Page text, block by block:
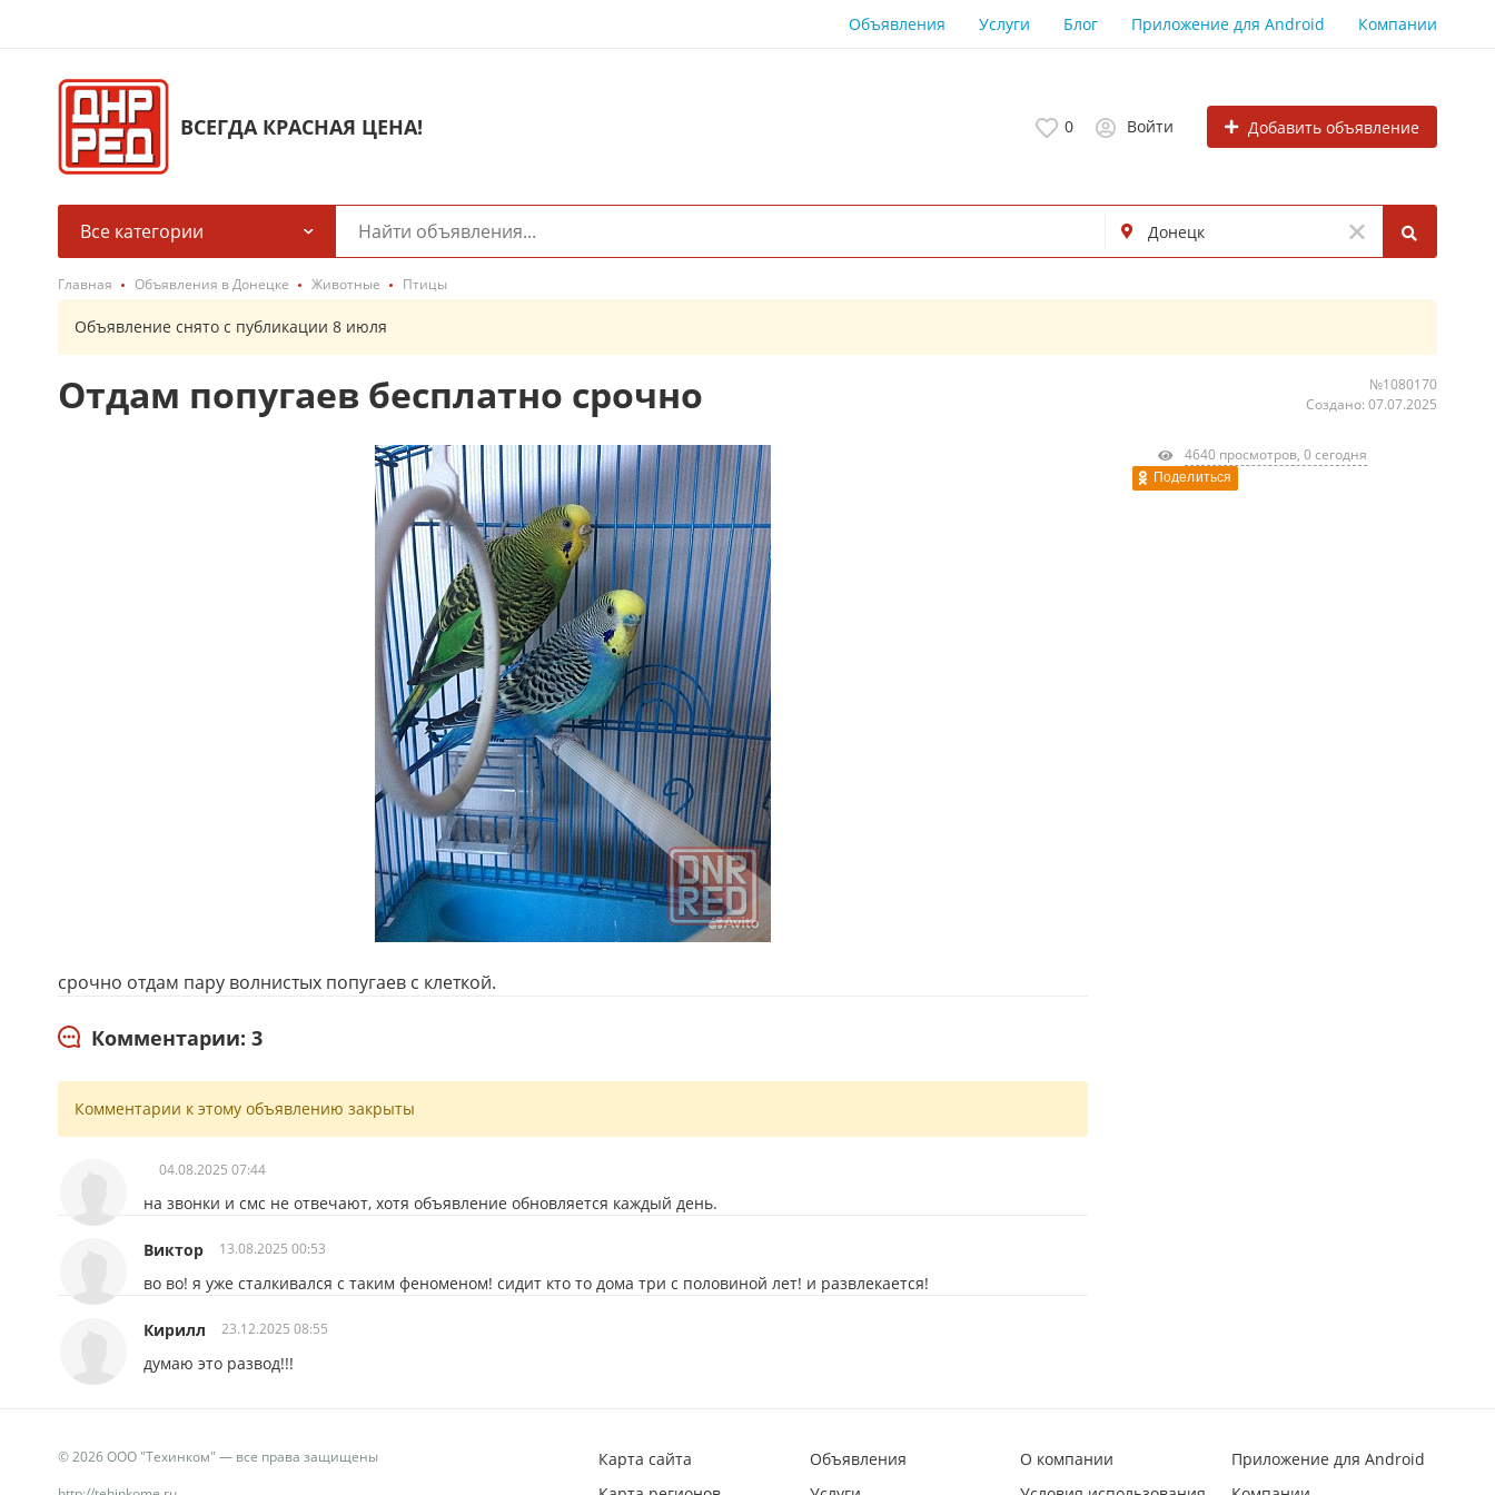
Объявления Услуги Блог Приложение для Android Компании
ВСЕГДА КРАСНАЯ ЦЕНА! 0 Войти Добавить объявление
Все категории
Главная Объявления в Донецке Животные Птицы
Объявление снято с публикации 8 июля
Отдам попугаев бесплатно срочно
№1080170
Создано: 07.07.2025
срочно отдам пару волнистых попугаев с клеткой.
Комментарии: 3
Комментарии к этому объявлению закрыты
04.08.2025 07:44
на звонки и смс не отвечают, хотя объявление обновляется каждый день.
Виктор 13.08.2025 00:53
во во! я уже сталкивался с таким феноменом! сидит кто то дома три с половиной лет! и развлекается!
Кирилл 23.12.2025 08:55
думаю это развод!!!
4640 просмотров, 0 сегодня
Поделиться
© 2026 ООО "Техинком" — все права защищены
Карта сайта
Объявления
О компании
Приложение для Android